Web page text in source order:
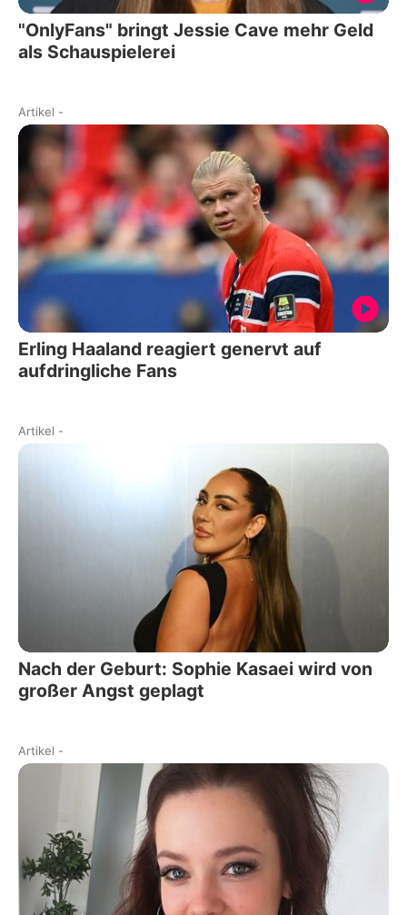
"OnlyFans" bringt Jessie Cave mehr Geld
als Schauspielerei
Artikel -
Erling Haaland reagiert genervt auf
aufdringliche Fans
Artikel -
Nach der Geburt: Sophie Kasaei wird von
großer Angst geplagt
Artikel -